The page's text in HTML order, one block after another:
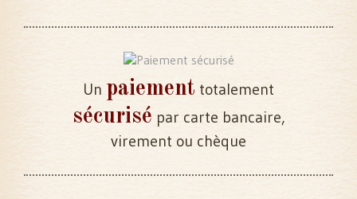
Un paiement totalement
sécurisé par carte bancaire,
virement ou chèque